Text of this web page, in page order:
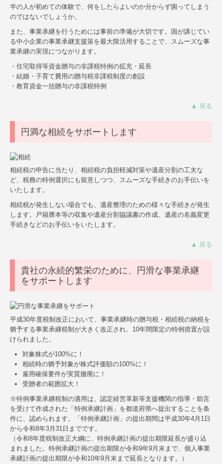
株評価
個人の方の相続
確定申告
顧問契約について
採用情報
半の人が初めての体験で、何をしたらよいのか分からず困ってしまう
のではないでしょうか。
また、事業承継を行うためには事前の準備が大切です。国が講じてい
る中小企業の事業承継支援策を最大限活用することで、スムーズな事
業承継の実現につながります。
・住宅取得等資金贈与の非課税特例の拡充・延長
・結婚・子育て費用の贈与税非課税制度の創設
・教育資金一括贈与の非課税特例
▲ 戻る
円満な相続をサポートします
相続税の申告に当たり、相続税の負担軽減対策や遺産分割の工夫な
ど、税務の特例選択にも留意しつつ、スムーズな手続きのお手伝いを
いたします。
相続税が発生しない場合でも、遺産整理のための様々な手続きが発生
します。戸籍謄本等の収集や遺産分割協議書の作成、遺産の名義変更
手続きなどのお手伝いをいたします。
▲ 戻る
貴社の永続的繁栄のために、円滑な事業承継
をサポートします
平成30年度税制改正において、事業承継時の贈与税・相続税の納税を
猶予する事業承継税制が大きく改正され、10年間限定の特例措置が設
けられました。
対象株式が100%に！
相続時の猶予対象が株式評価額の100%に！
雇用確保要件が実質撤廃に！
受贈者の範囲拡大！
※特例事業承継税制の適用は、認定経営革新等支援機関の指導・助言
を受けて作成された「特例承継計画」を都道府県へ提出することを条
件に、認められます。「特例承継計画」の提出期間は平成30年4月1日
から令和8年3月31日までです。
（令和8年度税制改正大綱に、特例承継計画の提出期限延長が盛り込
まれました。特例承継計画の提出期限が令和9年9月末まで、個人事業
承継計画の提出期限が令和10年9月末まで延長となります。）